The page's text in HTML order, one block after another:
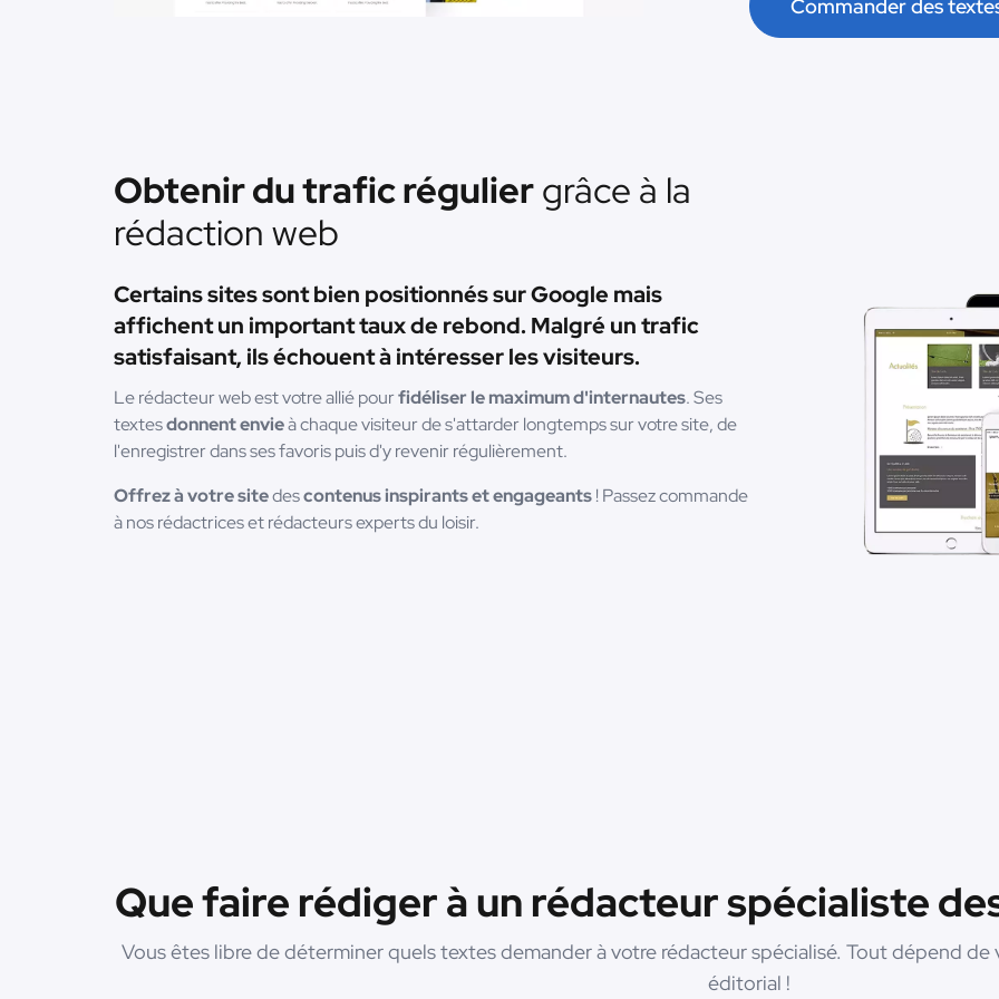
Commander des
Obtenir du trafic réguliergrâce à la
rédaction web
Certains sites sont bien positionnés sur Google mais
affichent un important taux de rebond. Malgré un trafic
satisfaisant, ils échouent à intéresser les visiteurs.
Le rédacteur web est votre allié pourfidéliser le maximum d'internautes. Ses
textesdonnent envieà chaque visiteur de s'attarder longtemps sur votre site, de
l'enregistrer dans ses favoris puis d'y revenir régulièrement.
Offrez à votre sitedescontenus inspirants et engageants! Passez commande
à nos rédactrices et rédacteurs experts du loisir.
Que faire rédiger à un rédacteur spécialiste
Vous êtes libre de déterminer quels textes demander à votre rédacteur spécialisé. Tout dépend
éditorial !